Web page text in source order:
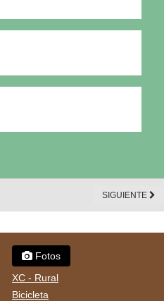
SIGUIENTE
Fotos
XC - Rural
Bicicleta